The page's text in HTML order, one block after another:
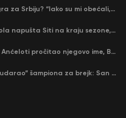
Zašto Rade Krunić ne igra za Srbiju? “Iako su mi obećali, niko me nije zvao…”
Kraj jedne ere – Gvardiola napušta Siti na kraju sezone, menja ga njegov nekadašnji rival
Nejmar ide na Mundijal: Anćeloti pročitao njegovo ime, Brazil u delirijumu (VIDEO)
Strašni Vembanjama “izudarao” šampiona za brejk: San Antonio poveo protiv Oklahome